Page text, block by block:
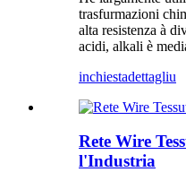
trasfurmazioni
alta resistenza à
acidi, alkali è
inchiestadettagliu
Rete Wire
l'Industria